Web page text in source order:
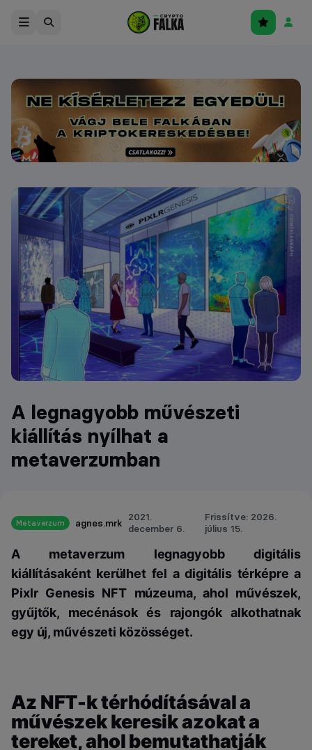
A legnagyobb művészeti
kiállítás nyílhat a
metaverzumban
Metaverzum agnes.mrk 2021.
december 6.
Frissítve: 2026.
július 15.
A metaverzum legnagyobb digitális
kiállításaként kerülhet fel a digitális térképre a
Pixlr Genesis NFT múzeuma, ahol művészek,
gyűjtők, mecénások és rajongók alkothatnak
egy új, művészeti közösséget.
Az NFT-k térhódításával a
művészek keresik azokat a
tereket, ahol bemutathatják